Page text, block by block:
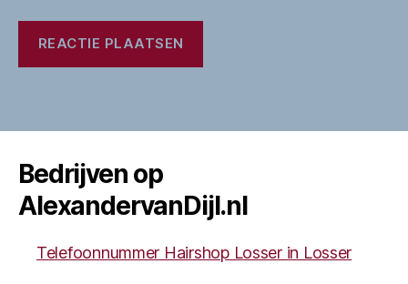
Bedrijven op
AlexandervanDijl.nl
Telefoonnummer Hairshop Losser in Losser